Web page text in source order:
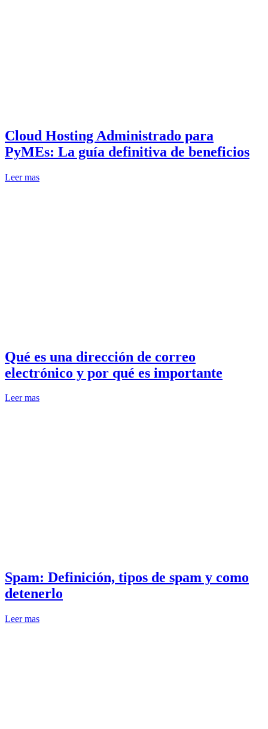
Cloud Hosting Administrado para
PyMEs: La guía definitiva de beneficios
Leer mas
Qué es una dirección de correo
electrónico y por qué es importante
Leer mas
Spam: Definición, tipos de spam y como
detenerlo
Leer mas